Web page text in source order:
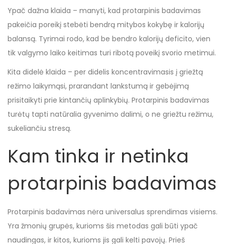
Ypač dažna klaida – manyti, kad protarpinis badavimas
pakeičia poreikį stebėti bendrą mitybos kokybę ir kalorijų
balansą. Tyrimai rodo, kad be bendro kalorijų deficito, vien
tik valgymo laiko keitimas turi ribotą poveikį svorio metimui.
Kita didelė klaida – per didelis koncentravimasis į griežtą
režimo laikymąsi, prarandant lankstumą ir gebėjimą
prisitaikyti prie kintančių aplinkybių. Protarpinis badavimas
turėtų tapti natūralia gyvenimo dalimi, o ne griežtu režimu,
sukeliančiu stresą.
Kam tinka ir netinka
protarpinis badavimas
Protarpinis badavimas nėra universalus sprendimas visiems.
Yra žmonių grupės, kurioms šis metodas gali būti ypač
naudingas, ir kitos, kurioms jis gali kelti pavojų. Prieš